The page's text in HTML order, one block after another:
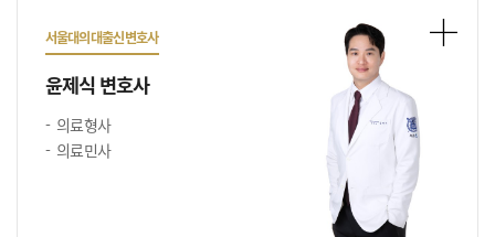
서울대의대출신변호사
윤제식 변호사
의료형사
의료민사